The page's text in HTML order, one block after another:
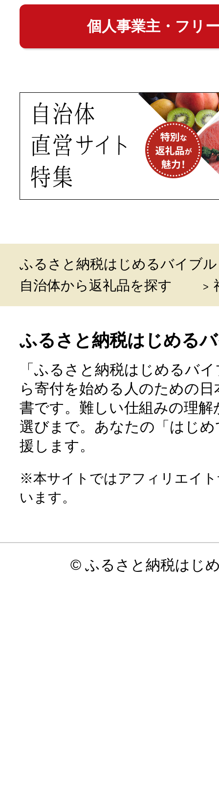
個人事業主・フリ
ふるさと納税はじめるバイブル
自治体から返礼品を探す
ふるさと納税はじめる
「ふるさと納税はじめるバ
ら寄付を始める人のための
書です。難しい仕組みの理
選びまで。あなたの「はじ
援します。
※本サイトではアフィリエイ
います。
© ふるさと納税はじ